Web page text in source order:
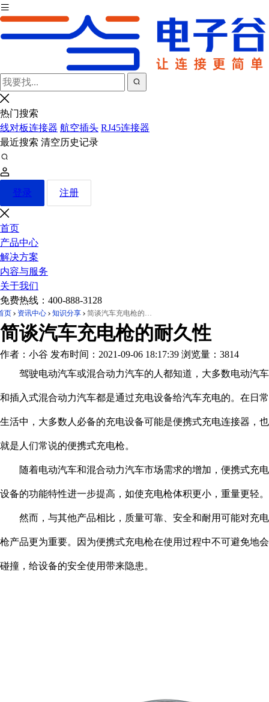
热门搜索
线对板连接器 航空插头 RJ45连接器
最近搜索 清空历史记录
登录 注册
首页
产品中心
解决方案
内容与服务
关于我们
免费热线： 400-888-3128
页 资讯中心 知识分享 简谈汽车充电枪的耐久性
简谈汽车充电枪的耐久性
作者：小谷 发布时间：2021-09-06 18:17:39 浏览量：3814
驾驶电动汽车或混合动力汽车的人都知道，大多数电动汽车
和插入式混合动力汽车都是通过充电设备给汽车充电的。在日常
生活中，大多数人必备的充电设备可能是便携式充电连接器，也
就是人们常说的便携式充电枪。
随着电动汽车和混合动力汽车市场需求的增加，便携式充电
设备的功能特性进一步提高，如使充电枪体积更小，重量更轻。
然而，与其他产品相比，质量可靠、安全和耐用可能对充电
枪产品更为重要。因为便携式充电枪在使用过程中不可避免地会
碰撞，给设备的安全使用带来隐患。